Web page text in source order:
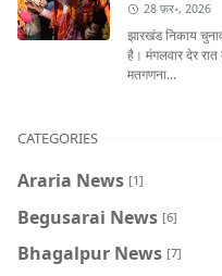
28 फ़र॰, 2026
झारखंड निकाय
है। मंगलवार देर
मतगणना...
CATEGORIES
Araria News [1]
Begusarai News [6]
Bhagalpur News [7]